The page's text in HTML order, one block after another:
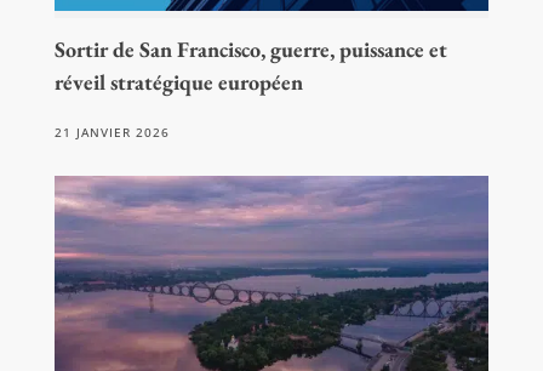
Sortir de San Francisco, guerre, puissance et
réveil stratégique européen
21 JANVIER 2026